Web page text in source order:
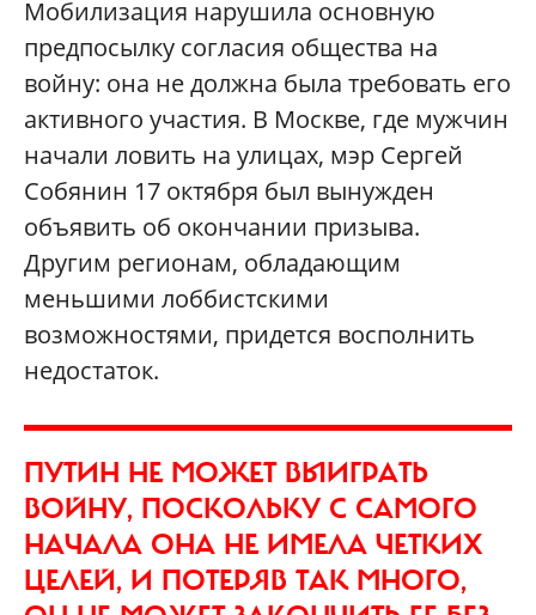
Мобилизация нарушила основную
предпосылку согласия общества на
войну: она не должна была требовать его
активного участия. В Москве, где мужчин
начали ловить на улицах, мэр Сергей
Собянин 17 октября был вынужден
объявить об окончании призыва.
Другим регионам, обладающим
меньшими лоббистскими
возможностями, придется восполнить
недостаток.
ПУТИН НЕ МОЖЕТ ВЫИГРАТЬ
ВОЙНУ, ПОСКОЛЬКУ С САМОГО
НАЧАЛА ОНА НЕ ИМЕЛА ЧЕТКИХ
ЦЕЛЕЙ, И ПОТЕРЯВ ТАК МНОГО,